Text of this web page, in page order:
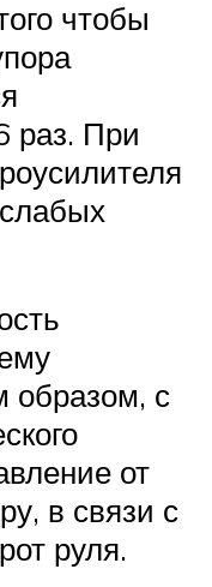
чтобы
раз. При
образом, с
от
в связи с
руля.